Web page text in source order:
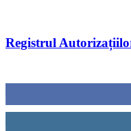
Registrul